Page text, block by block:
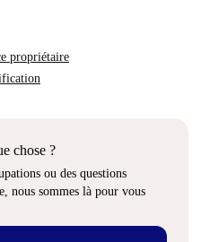
propriétaire
chose ?
ou des questions
nous sommes là pour vous